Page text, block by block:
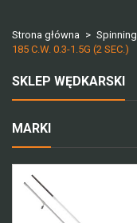
Strona główna Spinning
185 C.W. 0.3-1.5G (2 SEC.)
SKLEP WĘDKARSKI
MARKI